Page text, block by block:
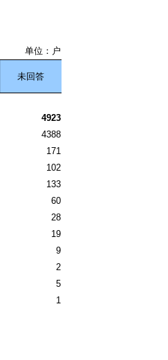
单位：户
未回答
4923
4388
171
102
133
60
28
19
9
2
5
1